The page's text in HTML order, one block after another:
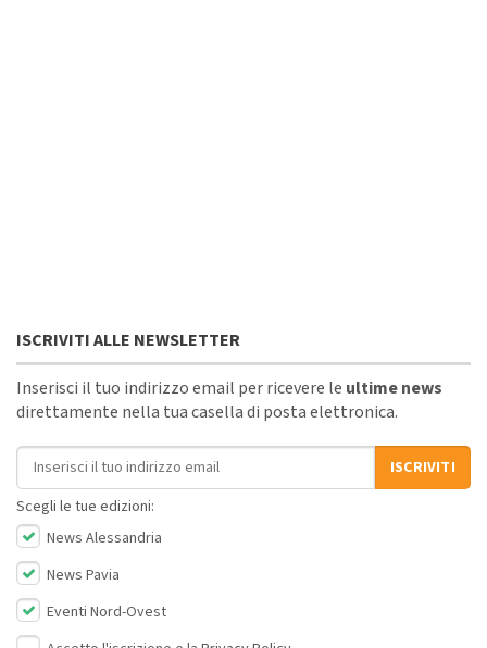
ISCRIVITI ALLE NEWSLETTER
Inserisci il tuo indirizzo email per ricevere le ultime news
direttamente nella tua casella di posta elettronica.
Indirizzo email
ISCRIVITI
Scegli le tue edizioni:
News Alessandria
News Pavia
Eventi Nord-Ovest